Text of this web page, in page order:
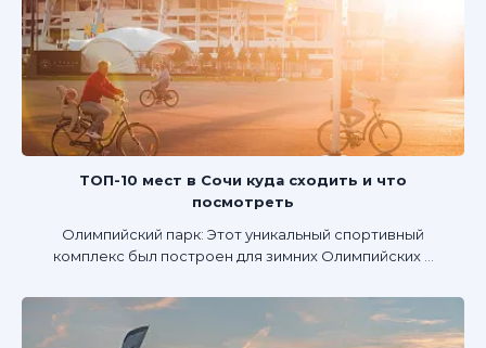
ТОП-10 мест в Сочи куда сходить и что
посмотреть
Олимпийский парк: Этот уникальный спортивный
комплекс был построен для зимних Олимпийских ...